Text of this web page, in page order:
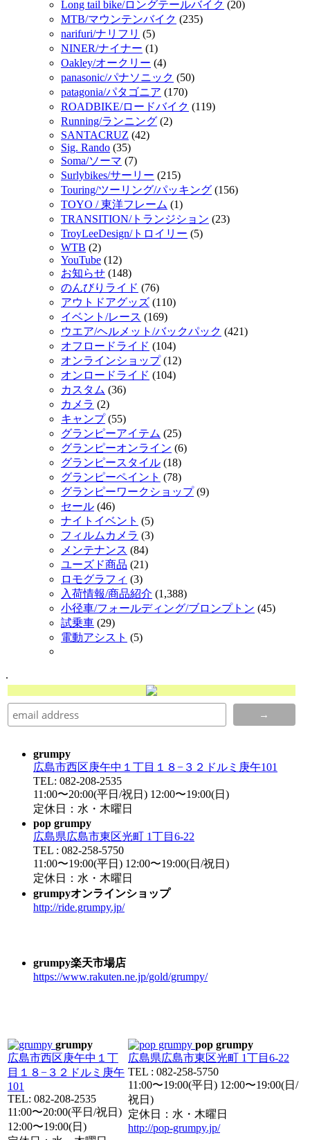
Long tail bike/ロングテールバイク (20)
MTB/マウンテンバイク (235)
narifuri/ナリフリ (5)
NINER/ナイナー (1)
Oakley/オークリー (4)
panasonic/パナソニック (50)
patagonia/パタゴニア (170)
ROADBIKE/ロードバイク (119)
Running/ランニング (2)
SANTACRUZ (42)
Sig. Rando (35)
Soma/ソーマ (7)
Surlybikes/サーリー (215)
Touring/ツーリング/パッキング (156)
TOYO / 東洋フレーム (1)
TRANSITION/トランジション (23)
TroyLeeDesign/トロイリー (5)
WTB (2)
YouTube (12)
お知らせ (148)
のんびりライド (76)
アウトドアグッズ (110)
イベント/レース (169)
ウエア/ヘルメット/バックパック (421)
オフロードライド (104)
オンラインショップ(12)
オンロードライド (104)
カスタム (36)
カメラ (2)
キャンプ(55)
グランピーアイテム (25)
グランピーオンライン (6)
グランピースタイル (18)
グランピーペイント (78)
グランピーワークショップ(9)
セール (46)
ナイトイベント (5)
フィルムカメラ (3)
メンテナンス (84)
ユーズド商品 (21)
ロモグラフィ (3)
入荷情報/商品紹介 (1,388)
小径車/フォールディング/ブロンプトン (45)
試乗車 (29)
電動アシスト (5)
.
grumpy
広島市西区庚午中１丁目１８−３２ドルミ庚午101
TEL: 082-208-2535
11:00〜20:00(平日/祝日) 12:00〜19:00(日)
定休日：水・木曜日
pop grumpy
広島県広島市東区光町 1丁目6-22
TEL : 082-258-5750
11:00〜19:00(平日) 12:00〜19:00(日/祝日)
定休日：水・木曜日
grumpyオンラインショップ
http://ride.grumpy.jp/
grumpy楽天市場店
https://www.rakuten.ne.jp/gold/grumpy/
grumpy
広島市西区庚午中１丁
目１８−３２ドルミ庚午
101
TEL: 082-208-2535
11:00〜20:00(平日/祝日)
12:00〜19:00(日)
pop grumpy
広島県広島市東区光町 1丁目6-22
TEL : 082-258-5750
11:00〜19:00(平日) 12:00〜19:00(日/
祝日)
定休日：水・木曜日
http://pop-grumpy.jp/